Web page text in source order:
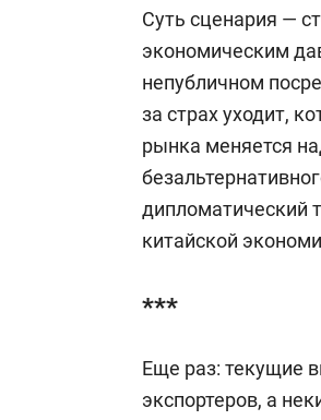
Суть сценария —
экономическим
непубличном
за страх уходит,
рынка меняется
дипломатический
китайской
***
Еще раз: текущие
экспортеров, а